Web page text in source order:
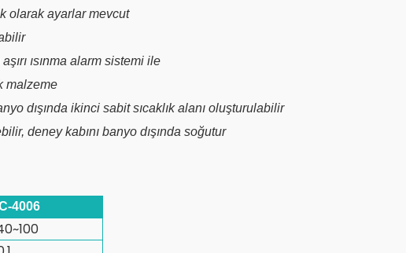
olarak ayarlar mevcut
ısınma alarm sistemi ile
malzeme
dışında ikinci sabit sıcaklık alanı oluşturulabilir
deney kabını banyo dışında soğutur
4006